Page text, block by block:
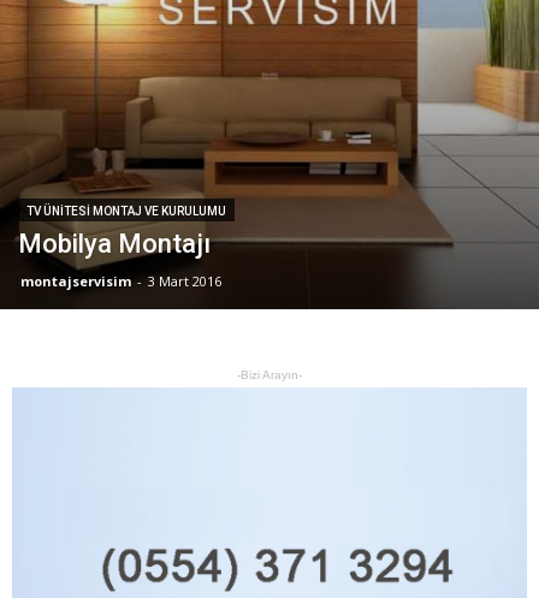
TV ÜNITESI MONTAJ VE KURULUMU
Mobilya Montajı
montajservisim - 3 Mart 2016
-Bizi Arayın-